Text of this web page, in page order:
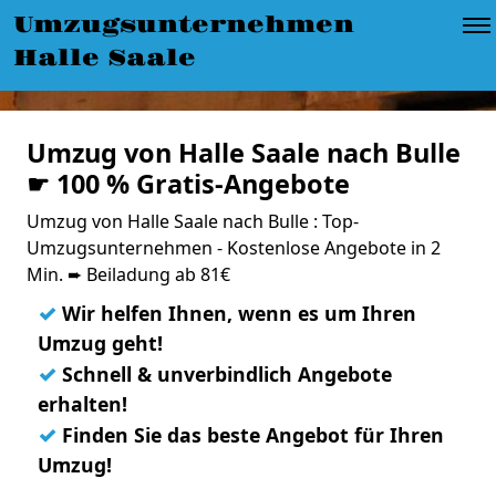
Umzugsunternehmen
Halle Saale
Umzug von Halle Saale nach Bulle
☛ 100 % Gratis-Angebote
Umzug von Halle Saale nach Bulle : Top-
Umzugsunternehmen - Kostenlose Angebote in 2
Min. ➨ Beiladung ab 81€
✓ Wir helfen Ihnen, wenn es um Ihren
Umzug geht!
✓ Schnell & unverbindlich Angebote
erhalten!
✓ Finden Sie das beste Angebot für Ihren
Umzug!